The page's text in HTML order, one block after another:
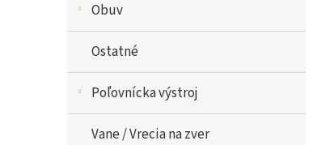
Obuv
Ostatné
Poľovnícka výstroj
Vane / Vrecia na zver